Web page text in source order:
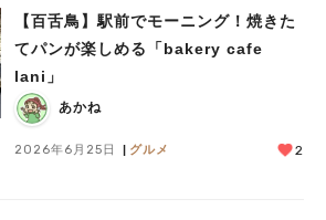
【百舌鳥】駅前でモーニング！焼きた
てパンが楽しめる「bakery cafe
lani」
あかね
2026年6月25日 グルメ 2